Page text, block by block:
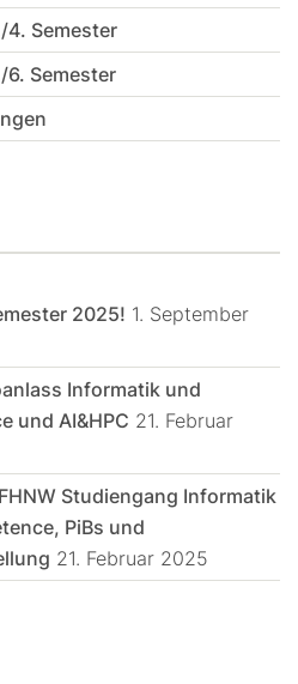
Semester
Semester
2025! 1. September
Informatik und
und AI&HPC 21. Februar
Studiengang Informatik
PiBs und
21. Februar 2025